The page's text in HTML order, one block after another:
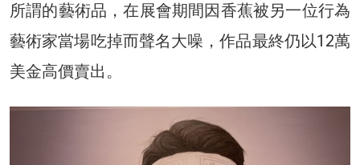
所謂的藝術品，在展會期間因香蕉被另一位行為
藝術家當場吃掉而聲名大噪，作品最終仍以12萬
美金高價賣出。